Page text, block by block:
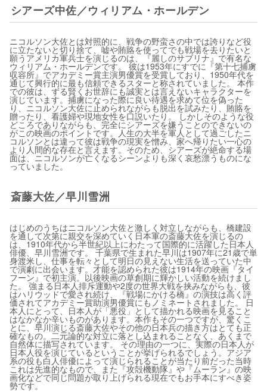
シアーズ中佐／ウィリアム・ホールデン
ニコルソン大佐とは対照的に、戦争の野蛮さの中では誇りなど役
に立たないと切り捨て、嘘や賄賂を使ってでも戦場を去りたいと
願うアメリカ軍兵士を演じるのは、『麗しのサブリナ』で有名な
ウィリアム・ホールデンです。 彼は1953年にすでに『第十七捕虜
収容所』でアカデミー賞主演男優賞を受賞しており、1950年代を
通じて興行的に最も信頼できるスターと称されていました。 本作
での彼は、ずる賢くお世辞にも誠実とは言えないキャラクターを
演じています。捕虜になった際に良い待遇を求めて位を偽った
り、ニコルソン大佐に止められながらも脱出を試みたり、賄賂を
贈ったり、看護婦や現地女性を口説いたり。 しかしそのような役
どころでありながらも、完全にシアーズを嫌うことのできないの
がこの映画のポイントです。人生の大半を軍人として過ごしたニ
コルソンとは違って彼は戦争の現実を憎み、家へ帰りたい一心の
より人間的な存在と言えます。そのため、シアーズが絶命する場
面は、ニコルソンが亡くなるシーンよりも深く哀愁漂うものにな
っていました。
斎藤大佐／早川雪洲
はじめのうちはニコルソン大佐と激しく対立しながらも、橋建設
を通して次第に親交を深めていく日本軍の斎藤大佐を演じるの
は、1910年代から半世紀以上にわたって国際的に活躍した日本人
俳優、早川雪洲です。 千葉県で生まれた早川は1907年に21歳で単
身渡米し、仕事を転々として明日の見えない生活を送っていた中
で演劇に出会います。才能を認められた彼は1914年の映画『タイ
フーン』で初主演。以後映画の草創期に輝かしい活動を続けまし
た。 強まる日本人排斥運動や2度の世界大戦を挟みながらも、彼
はハリウッドで愛され続け、『戦場にかける橋』の演技は高く評
価されてアカデミー賞助演男優賞にもノミネートされました。 日
本人にとって、日本人が「悪役」として描かれる映画を見ること
はなかなか辛いものがあります。本作もその一つですが、驚くこ
とに、早川演じる斎藤大佐やその他の日本兵の描き方はとても正
確なもの。二元論的な対立に落とし込まれることなく、あくまで
自然体に描写されています。 その理由の一つに、実際の日本人が
日本人役を演じているということが挙げられるでしょう。アジア
系の役も白人俳優によって演じられることが当たり前だった当時
これは先進的なもので、また『攻殻機動隊』や『ムーラン』の映
画化などで同じ問題が取り上げられる現在でもお手本にすべき姿
勢です。